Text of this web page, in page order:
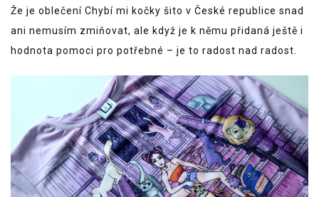
Že je oblečení Chybí mi kočky šito v České republice snad
ani nemusím zmiňovat, ale když je k němu přidaná ještě i
hodnota pomoci pro potřebné – je to radost nad radost.